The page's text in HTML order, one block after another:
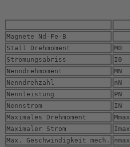
Magnete Nd-Fe-B
Stall Drehmoment
M0
Strömungsabriss
I0
Nenndrehmoment
MN
Nenndrehzahl
nN
Nennleistung
PN
Nennstrom
IN
Maximales Drehmoment
Mmax
Maximaler Strom
Imax
Max. Geschwindigkeit mech.
nmax